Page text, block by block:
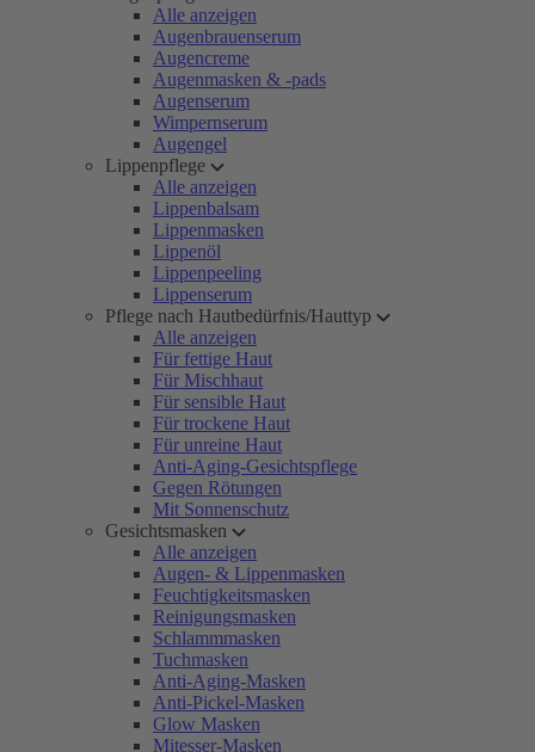
Alle anzeigen
Augenbrauenserum
Augencreme
Augenmasken & -pads
Augenserum
Wimpernserum
Augengel
Lippenpflege
Alle anzeigen
Lippenbalsam
Lippenmasken
Lippenöl
Lippenpeeling
Lippenserum
Pflege nach Hautbedürfnis/Hauttyp
Alle anzeigen
Für fettige Haut
Für Mischhaut
Für sensible Haut
Für trockene Haut
Für unreine Haut
Anti-Aging-Gesichtspflege
Gegen Rötungen
Mit Sonnenschutz
Gesichtsmasken
Alle anzeigen
Augen- & Lippenmasken
Feuchtigkeitsmasken
Reinigungsmasken
Schlammmasken
Tuchmasken
Anti-Aging-Masken
Anti-Pickel-Masken
Glow Masken
Mitesser-Masken